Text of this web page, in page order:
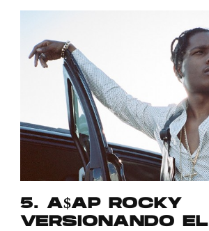
5. A$AP ROCKY
VERSIONANDO EL